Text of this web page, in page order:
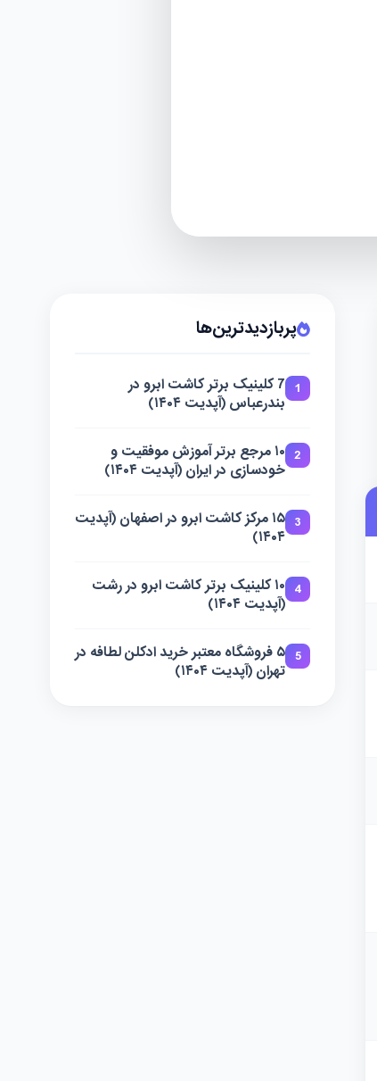
پربازدیدترین‌ها
1
7 کلینیک برتر کاشت ابرو در
بندرعباس (آپدیت ۱۴۰۴)
2
۱۰ مرجع برتر آموزش موفقیت و
خودسازی در ایران (آپدیت ۱۴۰۴)
3
۱۵ مرکز کاشت ابرو در اصفهان (آپدیت
۱۴۰۴)
4
۱۰ کلینیک برتر کاشت ابرو در رشت
(آپدیت ۱۴۰۴)
5
۵ فروشگاه معتبر خرید ادکلن لطافه در
تهران (آپدیت ۱۴۰۴)